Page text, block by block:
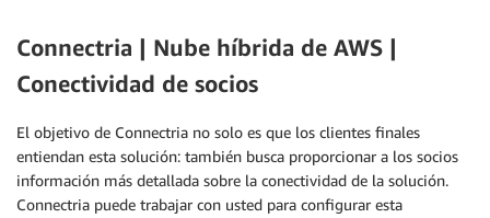
Connectria | Nube híbrida de AWS |
Conectividad de socios
El objetivo de Connectria no solo es que los clientes finales
entiendan esta solución: también busca proporcionar a los socios
información más detallada sobre la conectividad de la solución.
Connectria puede trabajar con usted para configurar esta